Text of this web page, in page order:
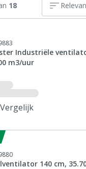
18
Industriële
m3/uur
Vergelijk
140 cm,